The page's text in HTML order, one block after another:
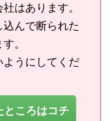
はあります。
んで断られた
。
ようにしてくだ
ころはコチ